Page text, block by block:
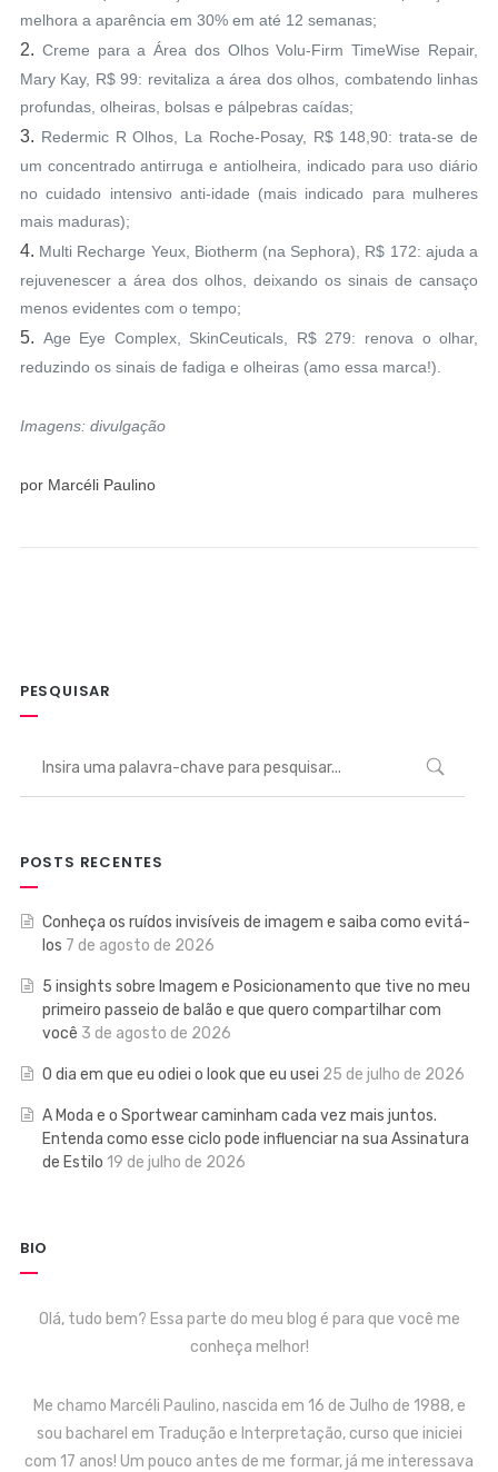
melhora a aparência em 30% em até 12 semanas;
2. Creme para a Área dos Olhos Volu-Firm TimeWise Repair,
Mary Kay, R$ 99: revitaliza a área dos olhos, combatendo linhas
profundas, olheiras, bolsas e pálpebras caídas;
3. Redermic R Olhos, La Roche-Posay, R$ 148,90: trata-se de
um concentrado antirruga e antiolheira, indicado para uso diário
no cuidado intensivo anti-idade (mais indicado para mulheres
mais maduras);
4. Multi Recharge Yeux, Biotherm (na Sephora), R$ 172: ajuda a
rejuvenescer a área dos olhos, deixando os sinais de cansaço
menos evidentes com o tempo;
5. Age Eye Complex, SkinCeuticals, R$ 279: renova o olhar,
reduzindo os sinais de fadiga e olheiras (amo essa marca!).
Imagens: divulgação
por Marcéli Paulino
PESQUISAR
POSTS RECENTES
Conheça os ruídos invisíveis de imagem e saiba como evitá-
los 7 de agosto de 2026
5 insights sobre Imagem e Posicionamento que tive no meu
primeiro passeio de balão e que quero compartilhar com
você 3 de agosto de 2026
O dia em que eu odiei o look que eu usei 25 de julho de 2026
A Moda e o Sportwear caminham cada vez mais juntos.
Entenda como esse ciclo pode influenciar na sua Assinatura
de Estilo 19 de julho de 2026
BIO
Olá, tudo bem? Essa parte do meu blog é para que você me
conheça melhor!
Me chamo Marcéli Paulino, nascida em 16 de Julho de 1988, e
sou bacharel em Tradução e Interpretação, curso que iniciei
com 17 anos! Um pouco antes de me formar, já me interessava